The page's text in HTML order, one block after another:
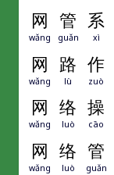
网 管 系
wǎng guǎn xì
网 路 作
wǎng lù zuò
网 络 操
wǎng luò cāo
网 络 管
wǎng luò guǎn